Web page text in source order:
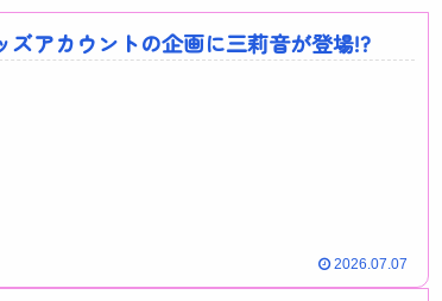
ズアカウントの企画に三莉音が登場!?
2026.07.07